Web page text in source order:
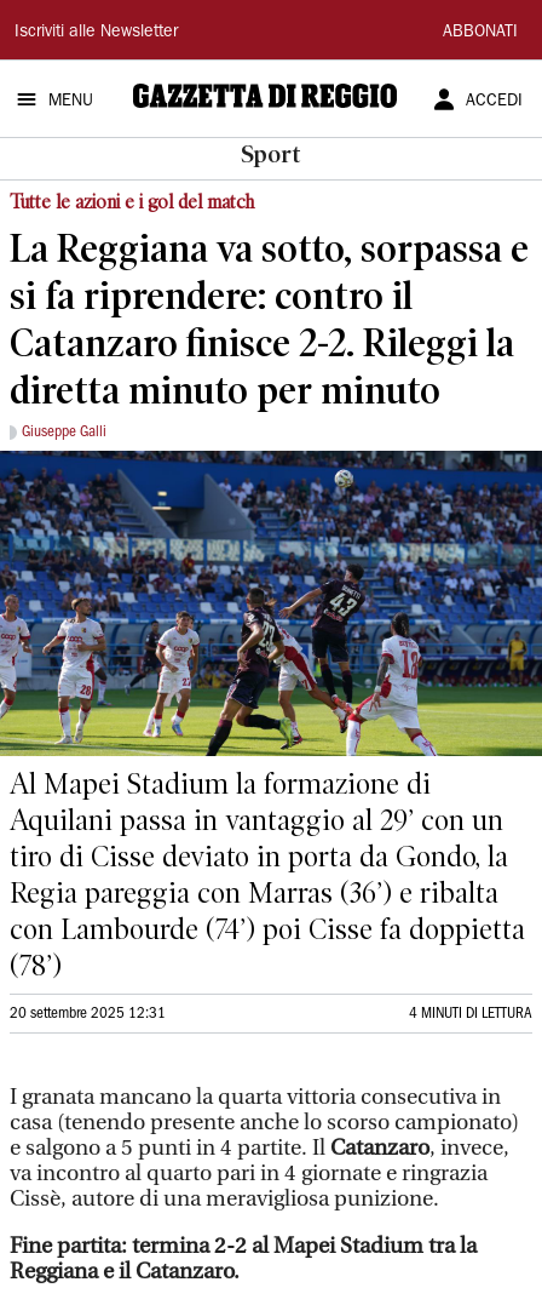
Gazzetta
di
Reggio
Iscriviti alle Newsletter ABBONATI
MENU ACCEDI
Sport
Tutte le azioni e i gol del match
La Reggiana va sotto, sorpassa e
si fa riprendere: contro il
Catanzaro finisce 2-2. Rileggi la
diretta minuto per minuto
Giuseppe Galli
Al Mapei Stadium la formazione di
Aquilani passa in vantaggio al 29’ con un
tiro di Cisse deviato in porta da Gondo, la
Regia pareggia con Marras (36’) e ribalta
con Lambourde (74’) poi Cisse fa doppietta
(78’)
20 settembre 2025 12:31 4 MINUTI DI LETTURA
I granata mancano la quarta vittoria consecutiva in
casa (tenendo presente anche lo scorso campionato)
e salgono a 5 punti in 4 partite. Il Catanzaro, invece,
va incontro al quarto pari in 4 giornate e ringrazia
Cissè, autore di una meravigliosa punizione.
Fine partita: termina 2-2 al Mapei Stadium tra la
Reggiana e il Catanzaro.